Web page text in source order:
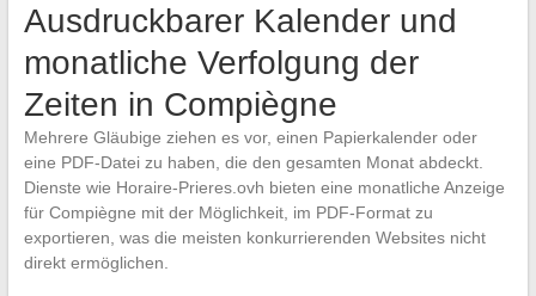
Ausdruckbarer Kalender und
monatliche Verfolgung der
Zeiten in Compiègne
Mehrere Gläubige ziehen es vor, einen Papierkalender oder
eine PDF-Datei zu haben, die den gesamten Monat abdeckt.
Dienste wie Horaire-Prieres.ovh bieten eine monatliche Anzeige
für Compiègne mit der Möglichkeit, im PDF-Format zu
exportieren, was die meisten konkurrierenden Websites nicht
direkt ermöglichen.